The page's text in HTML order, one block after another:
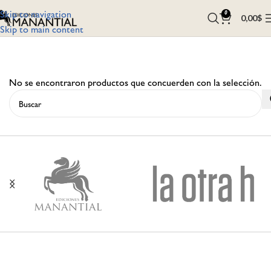
Skip to navigation
Skip to main content
0 0,00$
No se encontraron productos que concuerden con la selección.